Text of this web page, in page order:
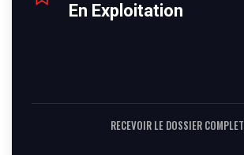
En Exploitation
RECEVOIR LE DOSSIER COMPLET